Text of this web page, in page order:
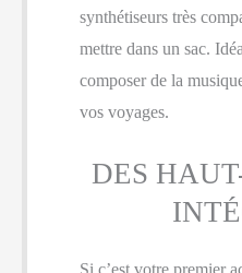
synthétiseurs très
mettre dans un sac.
composer de la
vos voyages.
DES